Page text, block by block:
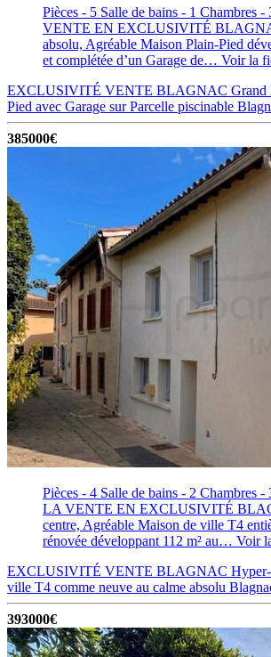
Pièces - 5 Salle de bains - 1 Chambres -
VENTE EN EXCLUSIVITÉ
absolu, Agréable Maison Plain-Pied
et complétée d’un Garage de… Voir la
EXCLUSIVITÉ VENTE BLAGNAC Grand
Pied avec Garage sur Parcelle piscinable
385000€
Pièces - 4 Salle de bains - 2 Chambres -
LA VENTE EN EXCLUSIVITÉ
centre, Agréable Maison de ville T4
rénovée développant 112 m² au… Voir
EXCLUSIVITÉ VENTE BLAGNAC Hyper-
ville T4 comme neuve au calme absolu
393000€